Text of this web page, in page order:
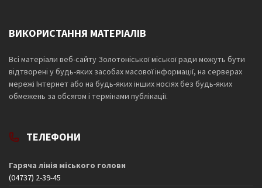
ВИКОРИСТАННЯ МАТЕРІАЛІВ
Всі матеріали веб-сайту Золотоніської міської ради можуть бути
відтворені у будь-яких засобах масової інформації, на серверах
мережі Інтернет або на будь-яких інших носіях без будь-яких
обмежень за обсягом і термінами публікації.
ТЕЛЕФОНИ
Гаряча лінія міського голови
(04737) 2-39-45